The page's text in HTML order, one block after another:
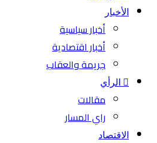
الأخبار
أخبار سياسية
أخبار اقتصادية
جريمة والعقاب
الرأي
مقالات
راي المسار
الاقتصاد